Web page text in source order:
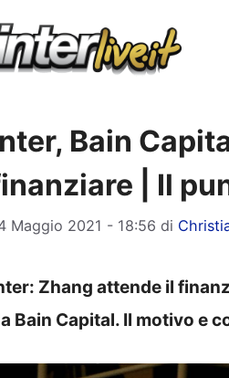
Bain
| Il
Maggio 2021 - 18:56 di
Zhang attende il
Bain Capital. Il motivo e